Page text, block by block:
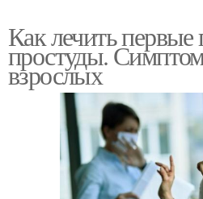
Как лечить первые
простуды.
взрослых